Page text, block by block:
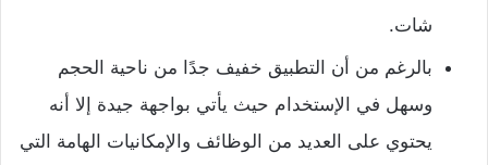
شات.
بالرغم من أن التطبيق خفيف جدًا من ناحية الحجم
وسهل في الإستخدام حيث يأتي بواجهة جيدة إلا أنه
يحتوي على العديد من الوظائف والإمكانيات الهامة التي